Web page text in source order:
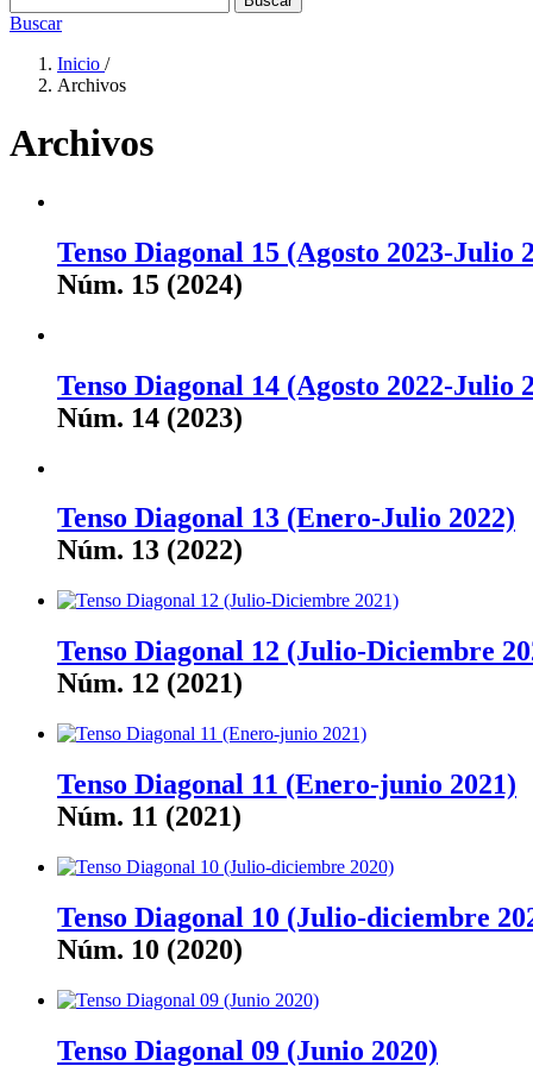
Buscar
Inicio /
Archivos
Archivos
Tenso Diagonal 15 (Agosto 2023-Julio
Núm. 15 (2024)
Tenso Diagonal 14 (Agosto 2022-Julio
Núm. 14 (2023)
Tenso Diagonal 13 (Enero-Julio 2022)
Núm. 13 (2022)
Tenso Diagonal 12 (Julio-Diciembre
Núm. 12 (2021)
Tenso Diagonal 11 (Enero-junio 2021)
Núm. 11 (2021)
Tenso Diagonal 10 (Julio-diciembre
Núm. 10 (2020)
Tenso Diagonal 09 (Junio 2020)